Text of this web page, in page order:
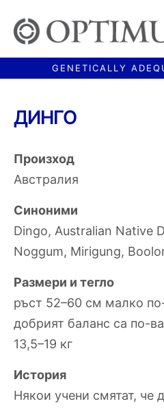
ДИНГО
Произход
Австралия
Синоними
Dingo, Australian Native
Noggum, Mirigung,
Размери и тегло
ръст 52–60 см малко
добрият баланс са по-
13,5–19 кг
История
Някои учени смятат, че